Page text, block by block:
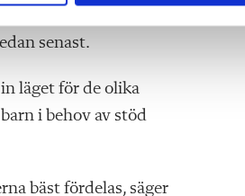
från ledningen.
senast.
läget för de olika
i behov av stöd
bäst fördelas, säger